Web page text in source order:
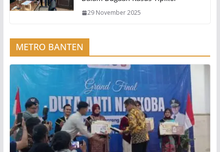
29 November 2025
METRO BANTEN